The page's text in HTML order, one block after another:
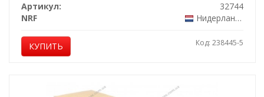
Артикул:
32744
NRF
Нидерланды
КУПИТЬ Код: 238445-5